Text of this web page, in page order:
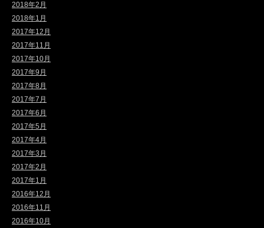
2018年2月
2018年1月
2017年12月
2017年11月
2017年10月
2017年9月
2017年8月
2017年7月
2017年6月
2017年5月
2017年4月
2017年3月
2017年2月
2017年1月
2016年12月
2016年11月
2016年10月